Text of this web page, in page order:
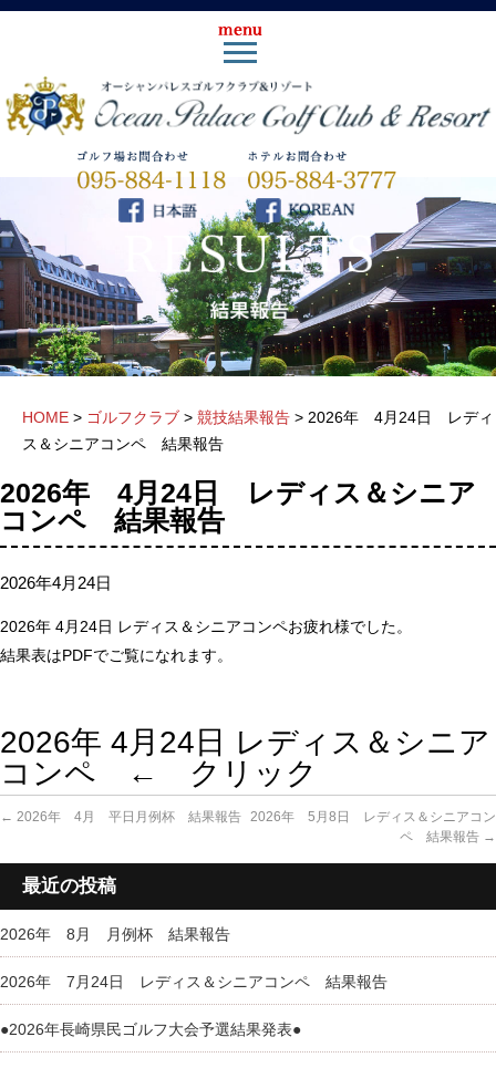
HOME > ゴルフクラブ > 競技結果報告 > 2026年 4月24日 レディ
ス＆シニアコンペ 結果報告
2026年 4月24日 レディス＆シニア
コンペ 結果報告
2026年4月24日
2026年 4月24日 レディス＆シニアコンペお疲れ様でした。
結果表はPDFでご覧になれます。
2026年 4月24日 レディス＆シニア
コンペ ← クリック
← 2026年 4月 平日月例杯 結果報告 2026年 5月8日 レディス＆シニアコン
ペ 結果報告 →
最近の投稿
2026年 8月 月例杯 結果報告
2026年 7月24日 レディス＆シニアコンペ 結果報告
●2026年長崎県民ゴルフ大会予選結果発表●